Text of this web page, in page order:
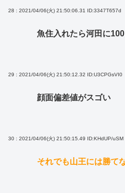
28 : 2021/04/06(火) 21:50:06.31 ID:3347T657d
魚住入れたら河田に
29 : 2021/04/06(火) 21:50:12.32 ID:U3CPGsVI0
顔面偏差値がスゴい
30 : 2021/04/06(火) 21:50:15.49 ID:KHdUP/uSM
それでも山王には勝て